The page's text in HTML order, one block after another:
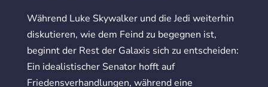
Während Luke Skywalker und die Jedi weiterhin
diskutieren, wie dem Feind zu begegnen ist,
beginnt der Rest der Galaxis sich zu entscheiden:
Ein idealistischer Senator hofft auf
Friedensverhandlungen, während eine